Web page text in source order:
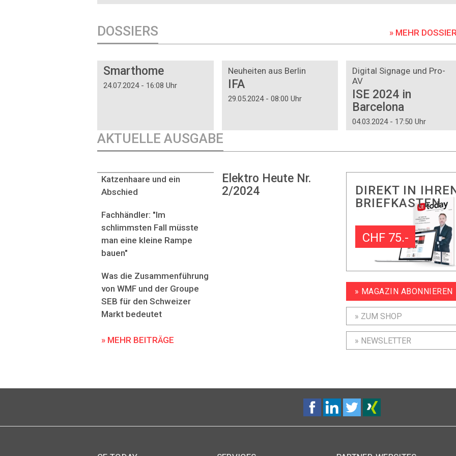
DOSSIERS » MEHR
Smarthome
24.07.2024 - 16:08 Uhr
Neuheiten aus Berlin
IFA
29.05.2024 - 08:00 Uhr
Digital Signage und Pro-
AV
ISE 2024 in
Barcelona
04.03.2024 - 17:50 Uhr
AKTUELLE AUSGABE
Elektro Heute Nr.
2/2024
Katzenhaare und ein
Abschied
Fachhändler: "Im
schlimmsten Fall müsste
man eine kleine Rampe
bauen"
Was die Zusammenführung
von WMF und der Groupe
SEB für den Schweizer
Markt bedeutet
» MEHR BEITRÄGE
DIREKT IN
BRIEFKASTEN
CHF 75.-
» MAGAZIN ABONNIEREN
» ZUM SHOP
» NEWSLETTER